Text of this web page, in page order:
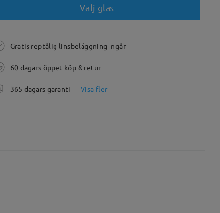
Valj glas
Gratis reptålig linsbeläggning ingår
60 dagars öppet köp & retur
365 dagars garanti Visa fler